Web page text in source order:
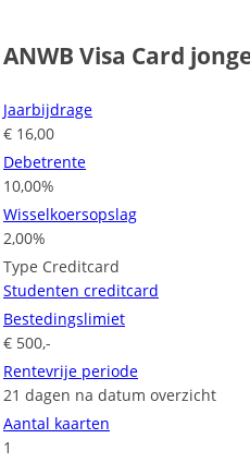
ANWB Visa Card
Jaarbijdrage
€ 16,00
Debetrente
10,00%
Wisselkoersopslag
2,00%
Type Creditcard
Studenten creditcard
Bestedingslimiet
€ 500,-
Rentevrije periode
21 dagen na datum overzicht
Aantal kaarten
1